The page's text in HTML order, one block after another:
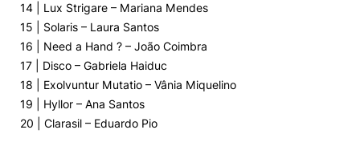
14 | Lux Strigare – Mariana Mendes
15 | Solaris – Laura Santos
16 | Need a Hand ? – João Coimbra
17 | Disco – Gabriela Haiduc
18 | Exolvuntur Mutatio – Vânia Miquelino
19 | Hyllor – Ana Santos
20 | Clarasil – Eduardo Pio